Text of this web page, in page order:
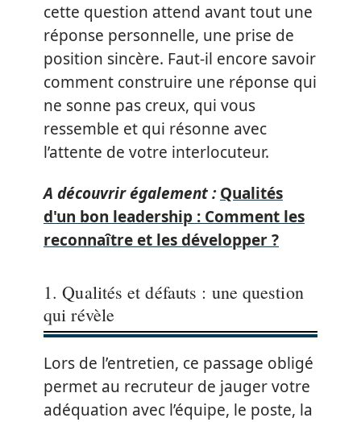
cette question attend avant tout une
réponse personnelle, une prise de
position sincère. Faut-il encore savoir
comment construire une réponse qui
ne sonne pas creux, qui vous
ressemble et qui résonne avec
l’attente de votre interlocuteur.
A découvrir également : Qualités
d'un bon leadership : Comment les
reconnaître et les développer ?
1. Qualités et défauts : une question
qui révèle
Lors de l’entretien, ce passage obligé
permet au recruteur de jauger votre
adéquation avec l’équipe, le poste, la